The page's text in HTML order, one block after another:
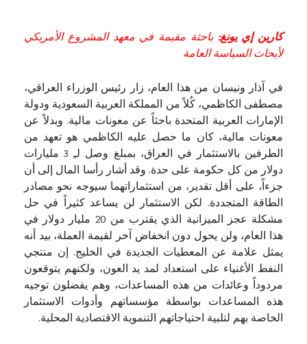
كارين إي يونغ: باحثة مقيمة في معهد المشروع الأمريكي
لأبحاث السياسة العامة
في آذار ونيسان من هذا العام، زار رئيس الوزراء العراقي،
مصطفى الكاظمي، كُلاً من المملكة العربية السعودية ودولة
الإمارات العربية المتحدة باحثاً عن معونات مالية. وبدلاً عن
معونات مالية، كان ما حصل عليه الكاظمي هو تعهد من
الطرفين بالاستثمار في العراق، بمبلغ وصل لـِ 3 مليارات
دولار من كل حكومة على حدة. وقد أشار رأسا المال إلى أن
جزءاً، على أقل تقدير، من استثماراتهما سيوجه نحو مصادر
الطاقة المتجددة. لكن الاستثمار لن يساعد كثيراً في حل
مشكلة عجز الميزانية الذي يقترب من 20 مليار دولار في
هذا العام، ولن يحول دون انخفاض آخر لقيمة العملة، بيد أنه
يمثل علامة عن المعطيات الجديدة في الخليج. إن منتجي
النفط الأغنياء على استعداد لمد يد العون، ولكنهم يتوقعون
مردوداً وعائدات من هذه المساعدات، وهم يفضلون توجيه
هذه المساعدات بواسطة مؤسساتهم وأدوات الاستثمار
الخاصة بهم لتلبية احتياجاتهم التنموية الاقتصادية المحلية.